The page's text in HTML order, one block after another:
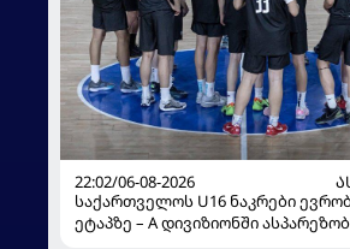
22:02/06-08-2026
საქართველოს U16 ნაკრები
ეტაპზე – A დივიზიონში